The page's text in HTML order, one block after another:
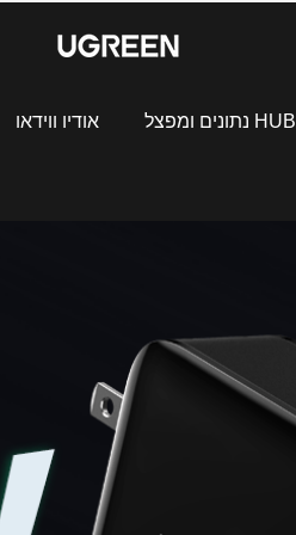
HUB נתונים ומפצל אודיו ווידאו